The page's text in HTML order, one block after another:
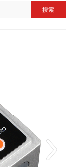
搜索